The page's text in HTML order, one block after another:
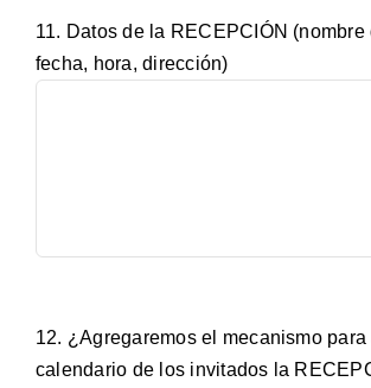
11. Datos de la RECEPCIÓN (nombre
fecha, hora, dirección)
12. ¿Agregaremos el mecanismo para
calendario de los invitados la